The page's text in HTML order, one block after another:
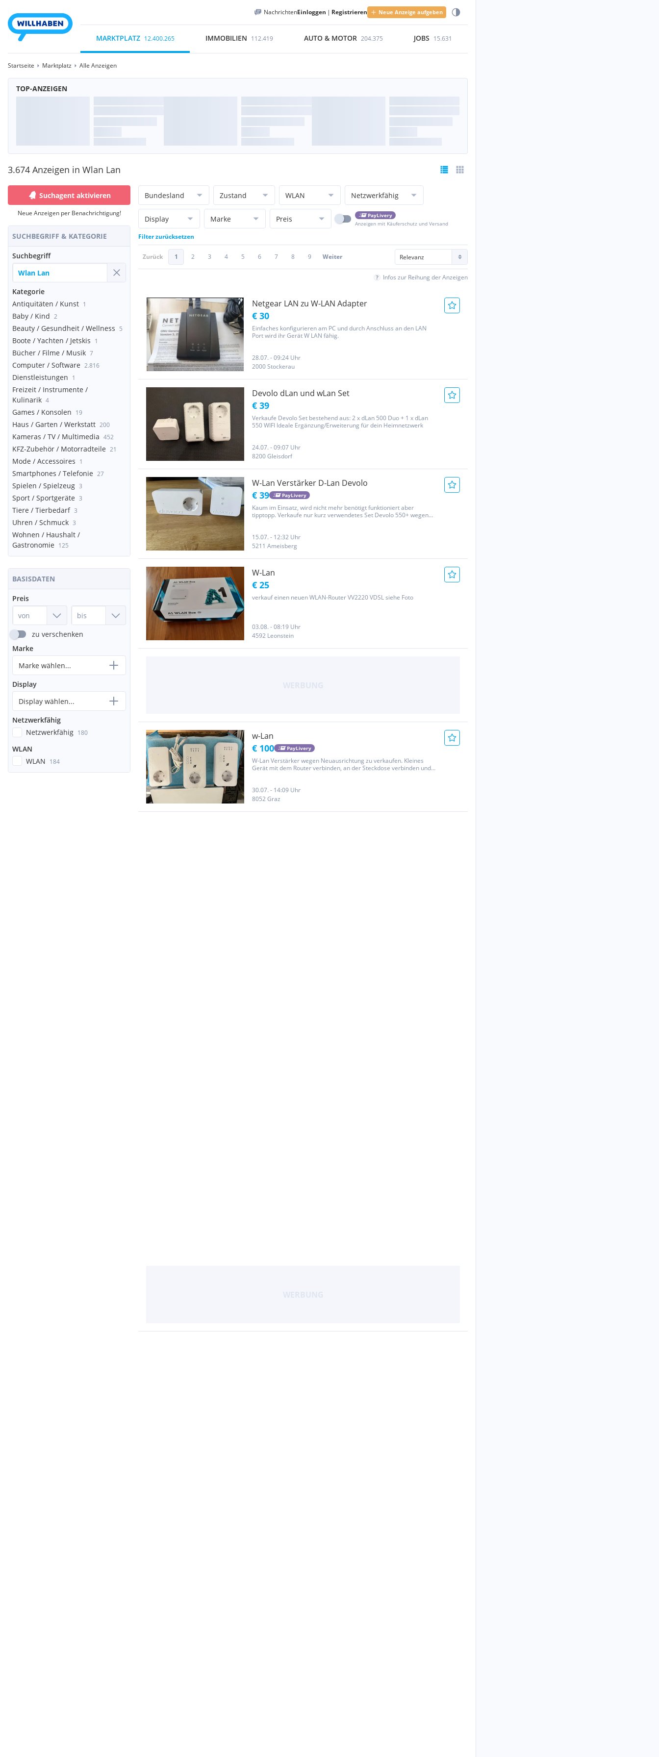
NachrichtenEinloggen | Registrieren Neue Anzeige aufgeben
MARKTPLATZ 12.400.265 IMMOBILIEN 112.419 AUTO & MOTOR 204.375 JOBS 15.631
Startseite Marktplatz Alle Anzeigen
TOP-ANZEIGEN
3.674 Anzeigen in Wlan Lan
Suchagent aktivieren
Neue Anzeigen per Benachrichtigung!
SUCHBEGRIFF & KATEGORIE
Suchbegriff
Kategorie
Antiquitäten / Kunst 1
Baby / Kind 2
Beauty / Gesundheit / Wellness 5
Boote / Yachten / Jetskis 1
Bücher / Filme / Musik 7
Computer / Software 2.816
Dienstleistungen 1
Freizeit / Instrumente /
Kulinarik 4
Games / Konsolen 19
Haus / Garten / Werkstatt 200
Kameras / TV / Multimedia 452
KFZ-Zubehör / Motorradteile 21
Mode / Accessoires 1
Smartphones / Telefonie 27
Spielen / Spielzeug 3
Sport / Sportgeräte 3
Tiere / Tierbedarf 3
Uhren / Schmuck 3
Wohnen / Haushalt /
Gastronomie 125
BASISDATEN
Preis
zu verschenken
Marke
Marke wählen...
Display
Display wählen...
Netzwerkfähig
Netzwerkfähig 180
WLAN
WLAN 184
Bundesland Zustand WLAN Netzwerkfähig
Display Marke Preis
PayLivery
Anzeigen mit Käuferschutz und Versand
Filter zurücksetzen
Zurück 1 2 3 4 5 6 7 8 9 Weiter
Infos zur Reihung der Anzeigen
Netgear LAN zu W-LAN Adapter
€ 30
Einfaches konfigurieren am PC und durch Anschluss an den LAN
Port wird ihr Gerät W LAN fähig.
28.07. - 09:24 Uhr
2000 Stockerau
Devolo dLan und wLan Set
€ 39
Verkaufe Devolo Set bestehend aus: 2 x dLan 500 Duo + 1 x dLan
550 WIFI Ideale Ergänzung/Erweiterung für dein Heimnetzwerk
24.07. - 09:07 Uhr
8200 Gleisdorf
W-Lan Verstärker D-Lan Devolo
€ 39 PayLivery
Kaum im Einsatz, wird nicht mehr benötigt funktioniert aber
tipptopp. Verkaufe nur kurz verwendetes Set Devolo 550+ wegen
Verkauf...
15.07. - 12:32 Uhr
5211 Ameisberg
W-Lan
€ 25
verkauf einen neuen WLAN-Router VV2220 VDSL siehe Foto
03.08. - 08:19 Uhr
4592 Leonstein
w-Lan
€ 100 PayLivery
W-Lan Verstärker wegen Neuausrichtung zu verkaufen. Kleines
Gerät mit dem Router verbinden, an der Steckdose verbinden und
30.07. - 14:09 Uhr
8052 Graz